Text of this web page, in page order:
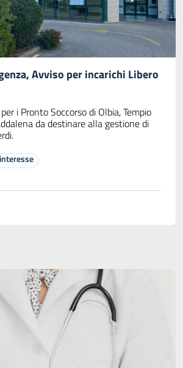
Avviso per incarichi Libero
i Pronto Soccorso di Olbia, Tempio
da destinare alla gestione di